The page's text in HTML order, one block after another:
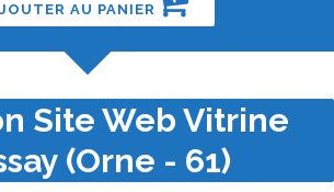
AU PANIER
Site Web Vitrine
(Orne - 61)